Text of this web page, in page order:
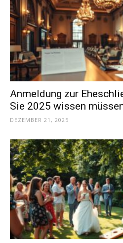
Anmeldung zur
Sie 2025 wissen
DEZEMBER 21, 2025